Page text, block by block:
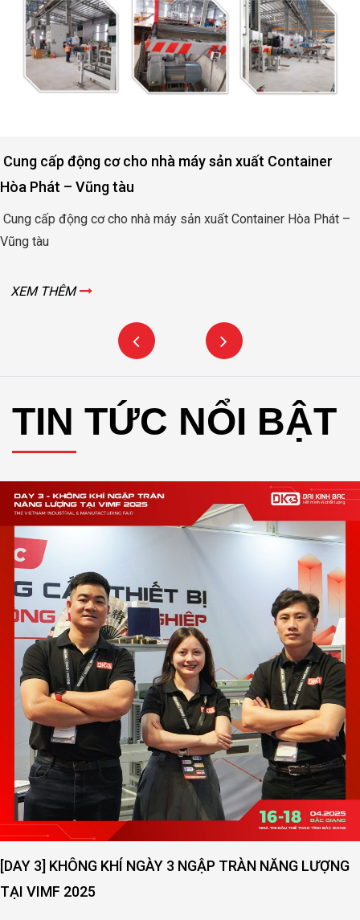
Phát –
Động cơ nâng hạ cửa đập thủy lợi Rào
Bình
Động cơ nâng hạ cửa đập thủy lợi Rào Nam –
TIN TỨC NỔI BẬT
NĂNG LƯỢNG
[DAY 2] SỨC NÓNG NGÀY THỨ 2